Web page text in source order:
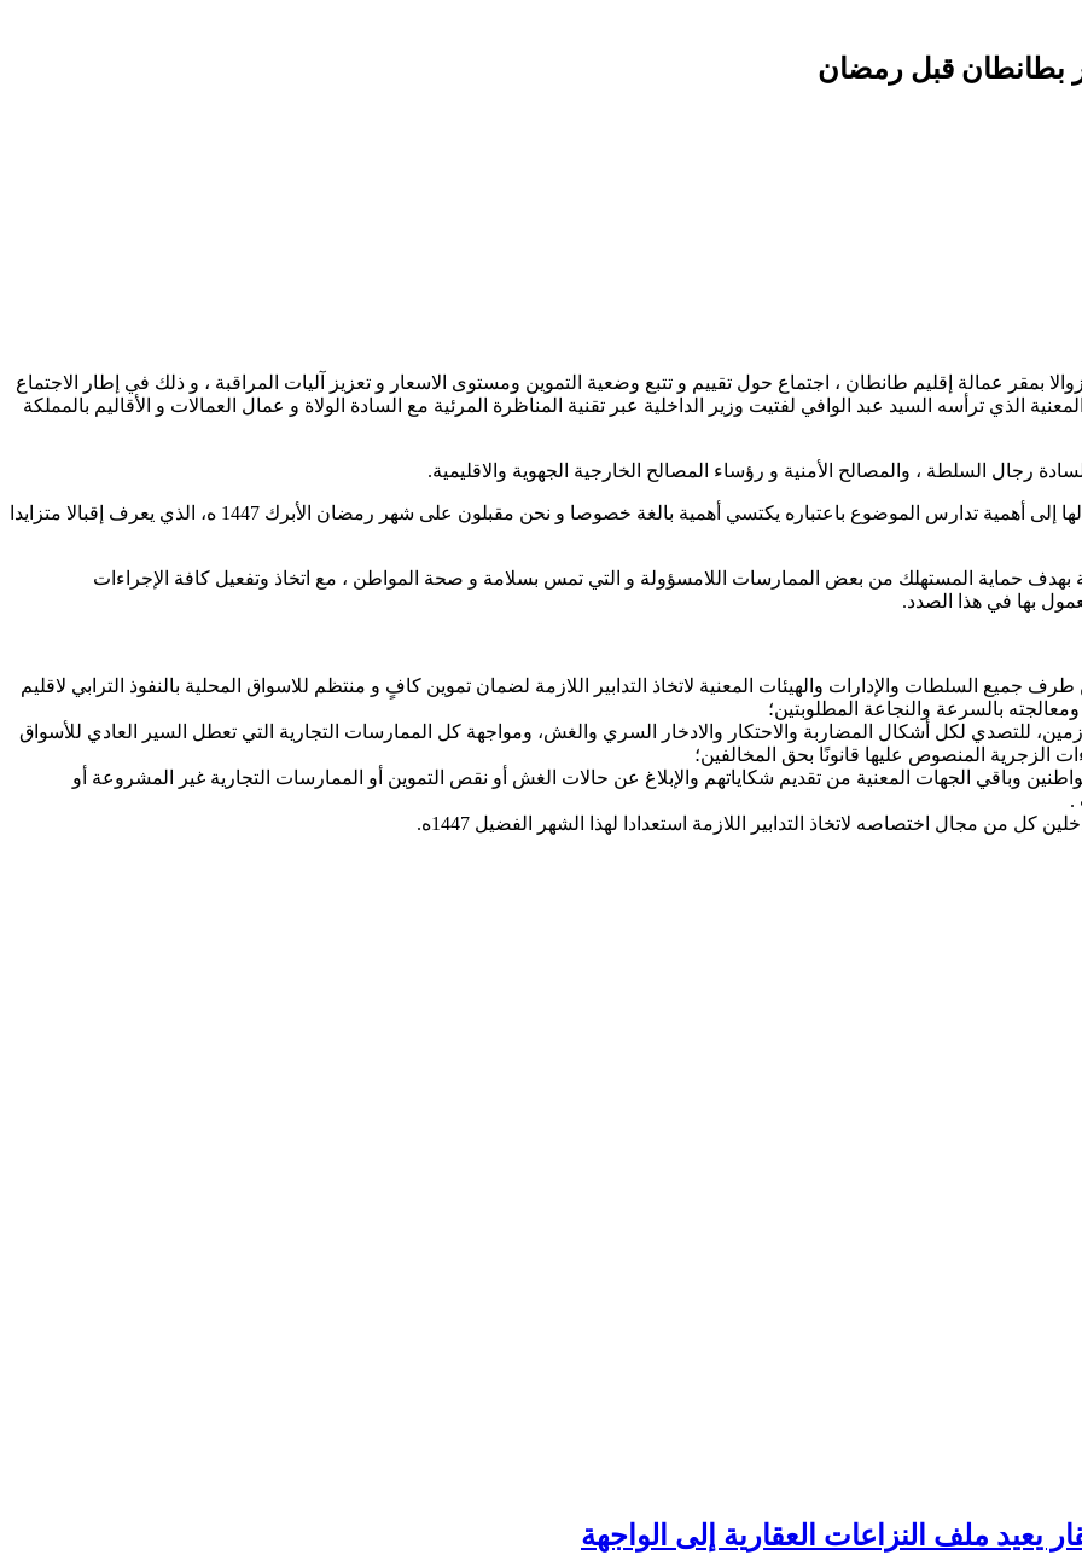
بطانطان قبل رمضان
الثانية عشر والنصف زوالا بمقر عمالة إقليم طانطان ، اجتماع حول تقييم و تتبع وضعية التموين ومستوى الاسعار و تعزيز آليات المراقبة ، و ذلك في إطار الاجتماع
الذي ترأسه السيد عبد الوافي لفتيت وزير الداخلية عبر تقنية المناظرة المرئية مع السادة الولاة و عمال العمالات و الأقاليم بالمملكة
رجال السلطة ، والمصالح الأمنية و رؤساء المصالح الخارجية الجهوية والاقليمية.
في مستهل هذا الاجتماع تقدم السيد الكاتب العام بكلمة تطرق من خلالها إلى أهمية تدارس الموضوع باعتباره يكتسي أهمية بالغة خصوصا و نحن مقبلون على شهر رمضان الأبرك 1447 ه، الذي يعرف إقبالا متزايدا
بهدف حماية المستهلك من بعض الممارسات اللامسؤولة و التي تمس بسلامة و صحة المواطن ، مع اتخاذ وتفعيل كافة الإجراءات
بها في هذا الصدد.
السلطات والإدارات والهيئات المعنية لاتخاذ التدابير اللازمة لضمان تموين كافٍ و منتظم للاسواق المحلية بالنفوذ الترابي لاقليم
بالسرعة والنجاعة المطلوبتين؛
للتصدي لكل أشكال المضاربة والاحتكار والادخار السري والغش، ومواجهة كل الممارسات التجارية التي تعطل السير العادي للأسواق
الزجرية المنصوص عليها قانونًا بحق المخالفين؛
، لتمكين المواطنين وباقي الجهات المعنية من تقديم شكاياتهم والإبلاغ عن حالات الغش أو نقص التموين أو الممارسات التجارية غير المشروعة أو
.
من مجال اختصاصه لاتخاذ التدابير اللازمة استعدادا لهذا الشهر الفضيل 1447ه.
يعيد ملف النزاعات العقارية إلى الواجهة